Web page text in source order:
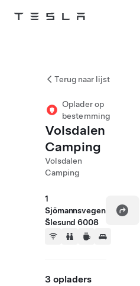
Tesla
Terug naar lijst
Oplader op
bestemming
Volsdalen
Camping
Volsdalen
Camping
1
Sjömannsvegen
Šlesund 6008
3 opladers